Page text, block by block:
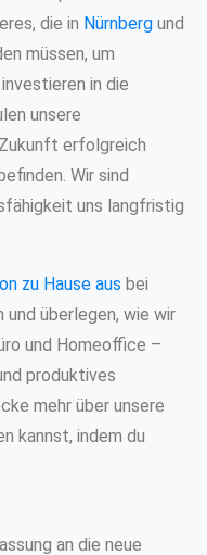
die in Nürnberg und
müssen, um
in die
unsere
erfolgreich
Wir sind
uns langfristig
zu Hause aus bei
und überlegen, wie wir
und Homeoffice –
produktives
mehr über unsere
kannst, indem du
an die neue